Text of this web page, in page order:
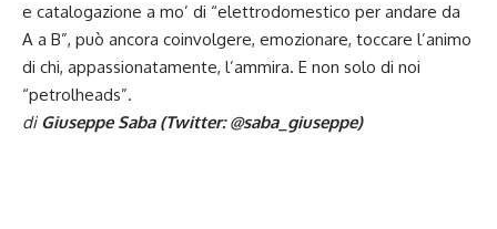
e catalogazione a mo’ di “elettrodomestico per andare da
A a B”, può ancora coinvolgere, emozionare, toccare l’animo
di chi, appassionatamente, l’ammira. E non solo di noi
“petrolheads”.
di Giuseppe Saba (Twitter:@saba_giuseppe)